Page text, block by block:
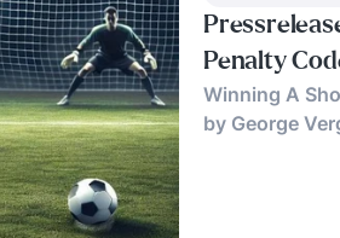
Penalty
Winning A
by George